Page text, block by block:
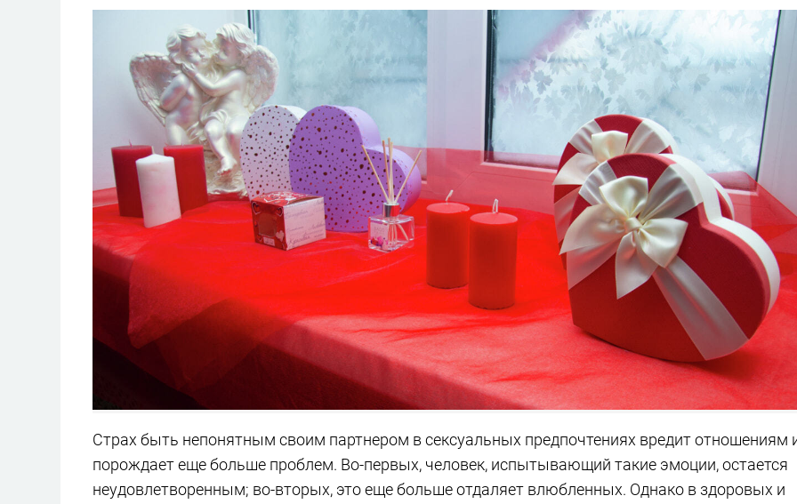
Страх быть непонятным своим партнером в сексуальных предпочтениях вредит отношениям
порождает еще больше проблем. Во-первых, человек, испытывающий такие эмоции, остается
неудовлетворенным; во-вторых, это еще больше отдаляет влюбленных. Однако в здоровых и